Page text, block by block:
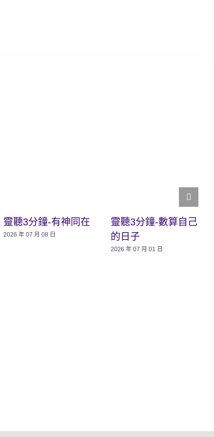
靈聽3分鐘-有神同在
2026 年 07 月 08 日
靈聽3分鐘-數算自己
的日子
2026 年 07 月 01 日